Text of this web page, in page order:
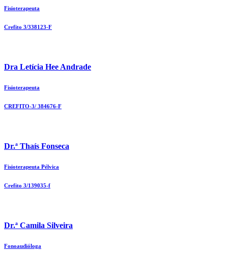
Fisioterapeuta
Crefito 3/338123-F
Dra Letícia Hee Andrade
Fisioterapeuta
CREFITO-3/ 384676-F
Dr.ª Thaís Fonseca
Fisioterapeuta Pélvica
Crefito 3/139035-f
Dr.ª Camila Silveira
Fonoaudióloga